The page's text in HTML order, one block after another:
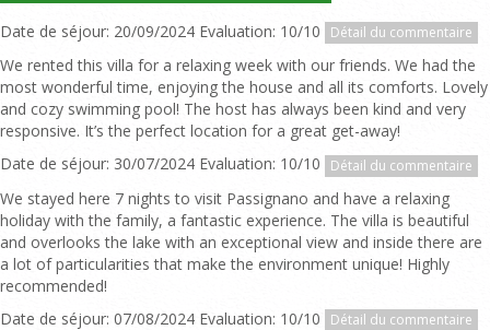
Date de séjour: 20/09/2024 Evaluation: 10/10 Détail du commentaire
We rented this villa for a relaxing week with our friends. We had the
most wonderful time, enjoying the house and all its comforts. Lovely
and cozy swimming pool! The host has always been kind and very
responsive. It’s the perfect location for a great get-away!
Date de séjour: 30/07/2024 Evaluation: 10/10
Détail du commentaire
We stayed here 7 nights to visit Passignano and have a relaxing
holiday with the family, a fantastic experience. The villa is beautiful
and overlooks the lake with an exceptional view and inside there are
a lot of particularities that make the environment unique! Highly
recommended!
Date de séjour: 07/08/2024 Evaluation: 10/10
Détail du commentaire